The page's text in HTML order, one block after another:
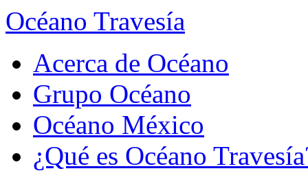
Océano Travesía
Acerca de Océano
Grupo Océano
Océano México
¿Qué es Océano